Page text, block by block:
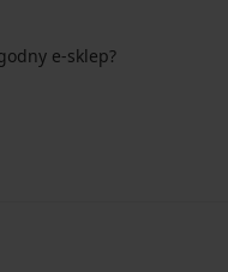
e-sklep?